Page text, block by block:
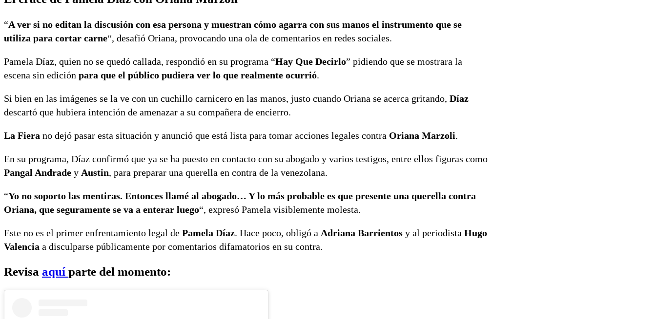
“A ver si no editan la discusión con esa persona y muestran cómo agarra con sus manos el instrumento que se
utiliza para cortar carne“, desafió Oriana, provocando una ola de comentarios en redes sociales.
Pamela Díaz, quien no se quedó callada, respondió en su programa “Hay Que Decirlo” pidiendo que se mostrara la
escena sin edición para que el público pudiera ver lo que realmente ocurrió.
Si bien en las imágenes se la ve con un cuchillo carnicero en las manos, justo cuando Oriana se acerca gritando, Díaz
descartó que hubiera intención de amenazar a su compañera de encierro.
La Fiera no dejó pasar esta situación y anunció que está lista para tomar acciones legales contra Oriana Marzoli.
En su programa, Díaz confirmó que ya se ha puesto en contacto con su abogado y varios testigos, entre ellos figuras como
Pangal Andrade y Austin, para preparar una querella en contra de la venezolana.
“Yo no soporto las mentiras. Entonces llamé al abogado… Y lo más probable es que presente una querella contra
Oriana, que seguramente se va a enterar luego“, expresó Pamela visiblemente molesta.
Este no es el primer enfrentamiento legal de Pamela Díaz. Hace poco, obligó a Adriana Barrientos y al periodista Hugo
Valencia a disculparse públicamente por comentarios difamatorios en su contra.
Revisa aquíparte del momento: